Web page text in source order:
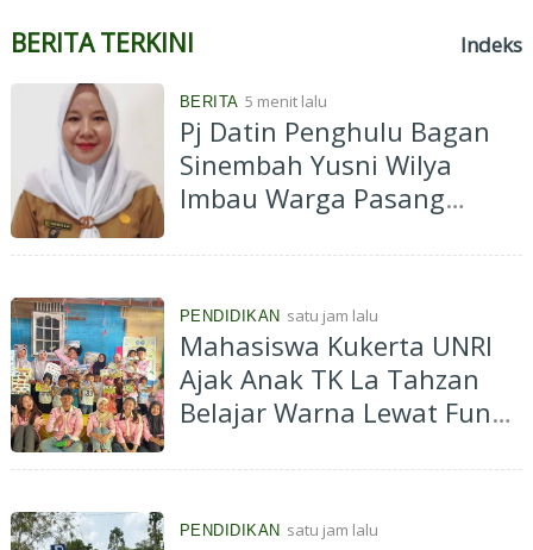
BERITA TERKINI Indeks
BERITA 5 menit lalu
Pj Datin Penghulu Bagan
Sinembah Yusni Wilya
Imbau Warga Pasang
Meriahkan HUT RI
PENDIDIKAN satu jam lalu
Mahasiswa Kukerta UNRI
Ajak Anak TK La Tahzan
Belajar Warna Lewat Fun
PENDIDIKAN satu jam lalu